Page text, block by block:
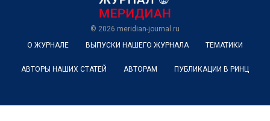
© 2026 meridian-journal.ru
О ЖУРНАЛЕ
ВЫПУСКИ НАШЕГО ЖУРНАЛА ТЕМАТИКИ
АВТОРЫ НАШИХ СТАТЕЙ АВТОРАМ ПУБЛИКАЦИИ В РИНЦ